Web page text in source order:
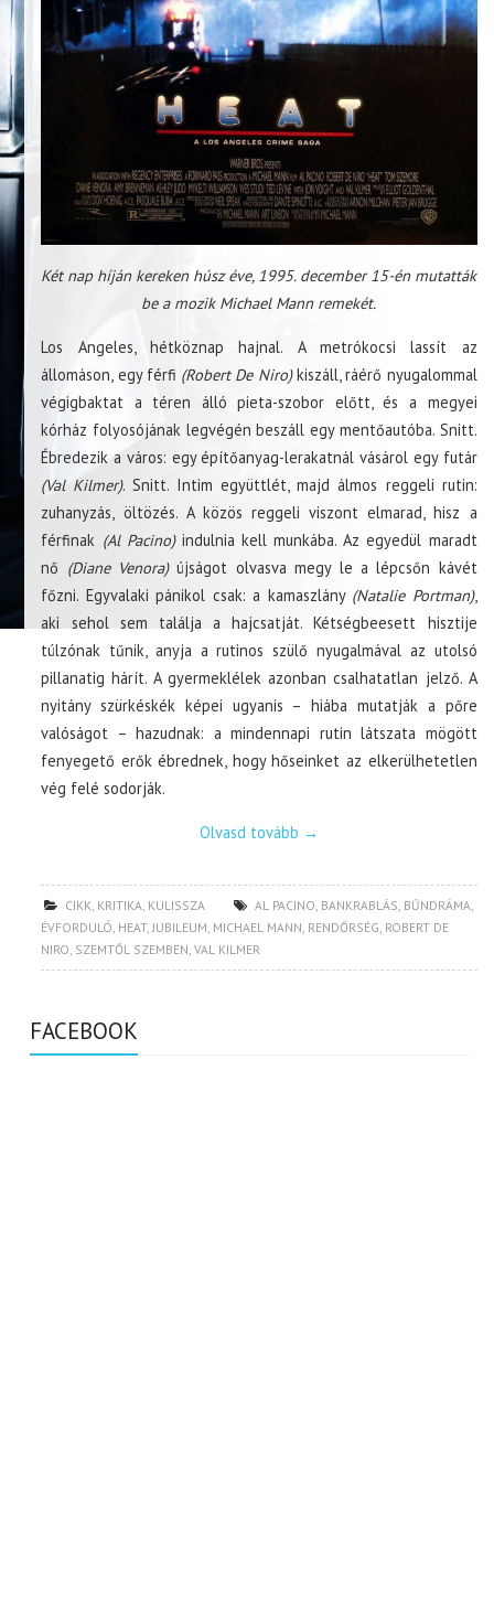
Két nap híján kereken húsz éve, 1995. december 15-én mutatták
be a mozik Michael Mann remekét.
Los Angeles, hétköznap hajnal. A metrókocsi lassít az
állomáson, egy férfi (Robert De Niro)kiszáll, ráérő nyugalommal
végigbaktat a téren álló pieta-szobor előtt, és a megyei
kórház folyosójának legvégén beszáll egy mentőautóba. Snitt.
Ébredezik a város: egy építőanyag-lerakatnál vásárol egy futár
(Val Kilmer). Snitt. Intim együttlét, majd álmos reggeli rutin:
zuhanyzás, öltözés. A közös reggeli viszont elmarad, hisz a
férfinak (Al Pacino)indulnia kell munkába. Az egyedül maradt
nő (Diane Venora)újságot olvasva megy le a lépcsőn kávét
főzni. Egyvalaki pánikol csak: a kamaszlány (Natalie Portman),
aki sehol sem találja a hajcsatját. Kétségbeesett hisztije
túlzónak tűnik, anyja a rutinos szülő nyugalmával az utolsó
pillanatig hárít. A gyermeklélek azonban csalhatatlan jelző. A
nyitány szürkéskék képei ugyanis – hiába mutatják a pőre
valóságot – hazudnak: a mindennapi rutin látszata mögött
fenyegető erők ébrednek, hogy hőseinket az elkerülhetetlen
vég felé sodorják.
Olvasd tovább →
CIKK KRITIKA KULISSZA AL PACINO BANKRABLÁS BŰNDRÁMA
ÉVFORDULÓ HEAT, JUBILEUM MICHAEL MANN RENDŐRSÉG ROBERT DE
NIRO SZEMTŐL SZEMBEN ,VAL KILMER
FACEBOOK